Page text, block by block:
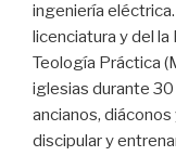
ingeniería
licenciatura y del
Teología Práctica
iglesias durante 30
ancianos,
discipular y